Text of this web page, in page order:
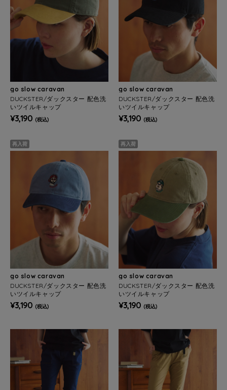
go slow caravan
DUCKSTER/ダックスター 配色洗
いツイルキャップ
¥3,190 (税込)
go slow caravan
DUCKSTER/ダックスター 配色洗
いツイルキャップ
¥3,190 (税込)
再入荷
go slow caravan
DUCKSTER/ダックスター 配色洗
いツイルキャップ
¥3,190 (税込)
再入荷
go slow caravan
DUCKSTER/ダックスター 配色洗
いツイルキャップ
¥3,190 (税込)